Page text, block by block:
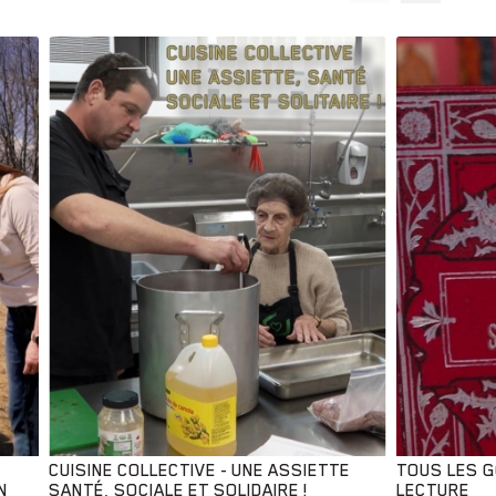
CUISINE COLLECTIVE - UNE ASSIETTE
SANTÉ, SOCIALE ET SOLIDAIRE !
TOUS LES
LECTURE